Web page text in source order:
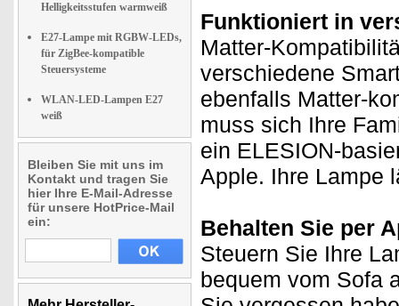
Helligkeitsstufen warmweiß
E27-Lampe mit RGBW-LEDs,
für ZigBee-kompatible
Steuersysteme
WLAN-LED-Lampen E27
weiß
Bleiben Sie mit uns im
Kontakt und tragen Sie
hier Ihre E-Mail-Adresse
für unsere HotPrice-Mail
ein:
Funktioniert in
Matter-
verschiedene
ebenfalls Matter-
muss sich Ihre
ein ELESION-
Apple. Ihre Lampe
Behalten Sie per
Steuern Sie Ihre
bequem vom Sofa